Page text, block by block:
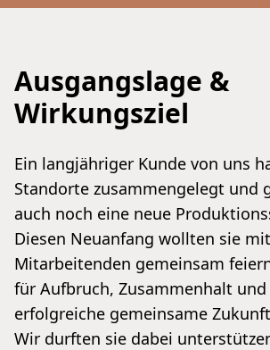
Ausgangslage &
Wirkungsziel
Ein langjähriger Kunde von uns
Standorte zusammengelegt und
auch noch eine neue
Diesen Neuanfang wollten sie
Mitarbeitenden gemeinsam
für Aufbruch, Zusammenhalt und
erfolgreiche gemeinsame
Wir durften sie dabei